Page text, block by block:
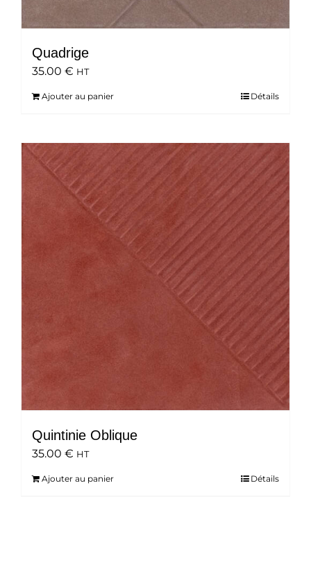
Quadrige
35.00 € HT
Ajouter au panier Détails
Quintinie Oblique
35.00 € HT
Ajouter au panier Détails